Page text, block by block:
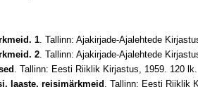
1. Tallinn: Ajakirjade-Ajalehtede
2. Tallinn: Ajakirjade-Ajalehtede
. Tallinn: Eesti Riiklik Kirjastus, 1959. 120 lk.
laaste, reisimärkmeid . Tallinn: Eesti Riiklik